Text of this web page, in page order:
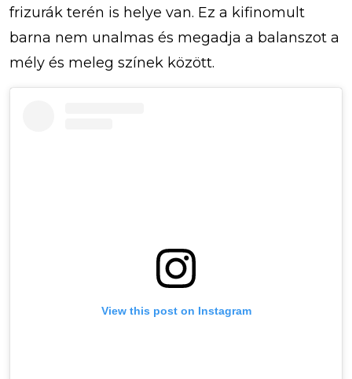
frizurák terén is helye van. Ez a kifinomult
barna nem unalmas és megadja a balanszot a
mély és meleg színek között.
View this post on Instagram